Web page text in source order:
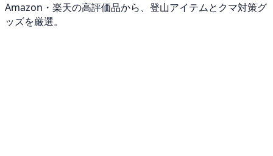
Amazon・楽天の高評価品から、登山アイテムとクマ対策グ
ッズを厳選。